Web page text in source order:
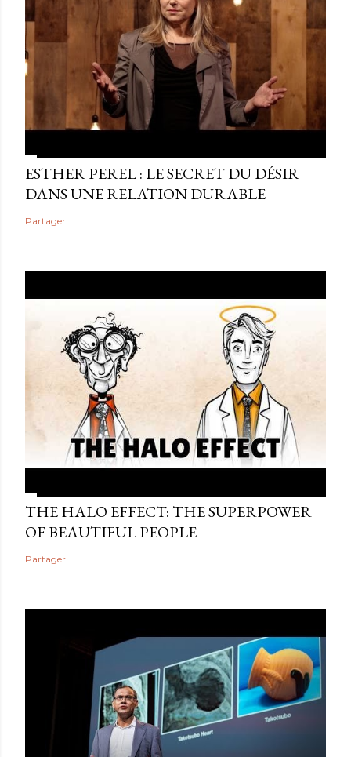
ESTHER PEREL : LE SECRET DU DÉSIR
DANS UNE RELATION DURABLE
Partager
THE HALO EFFECT: THE SUPERPOWER
OF BEAUTIFUL PEOPLE
Partager